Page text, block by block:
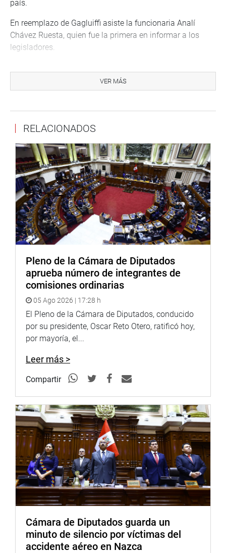
país.
En reemplazo de Gagluiffi asiste la funcionaria Analí
Chávez Ruesta, quien fue la primera en informar a los
legisladores.
Puede encontrar más información en nuestra página web
Twitter:https://twitter.com/congresoperu
Youtube:http://www.youtube.com/congresoperu
Soundcloud:https://soundcloud.com/radiocongreso
VER MÁS
RELACIONADOS
Pleno de la Cámara de Diputados
aprueba número de integrantes de
comisiones ordinarias
05 Ago 2026 | 17:28 h
El Pleno de la Cámara de Diputados, conducido
por su presidente, Oscar Reto Otero, ratificó hoy,
por mayoría, el...
Leer más >
Compartir
Cámara de Diputados guarda un
minuto de silencio por víctimas del
accidente aéreo en Nazca